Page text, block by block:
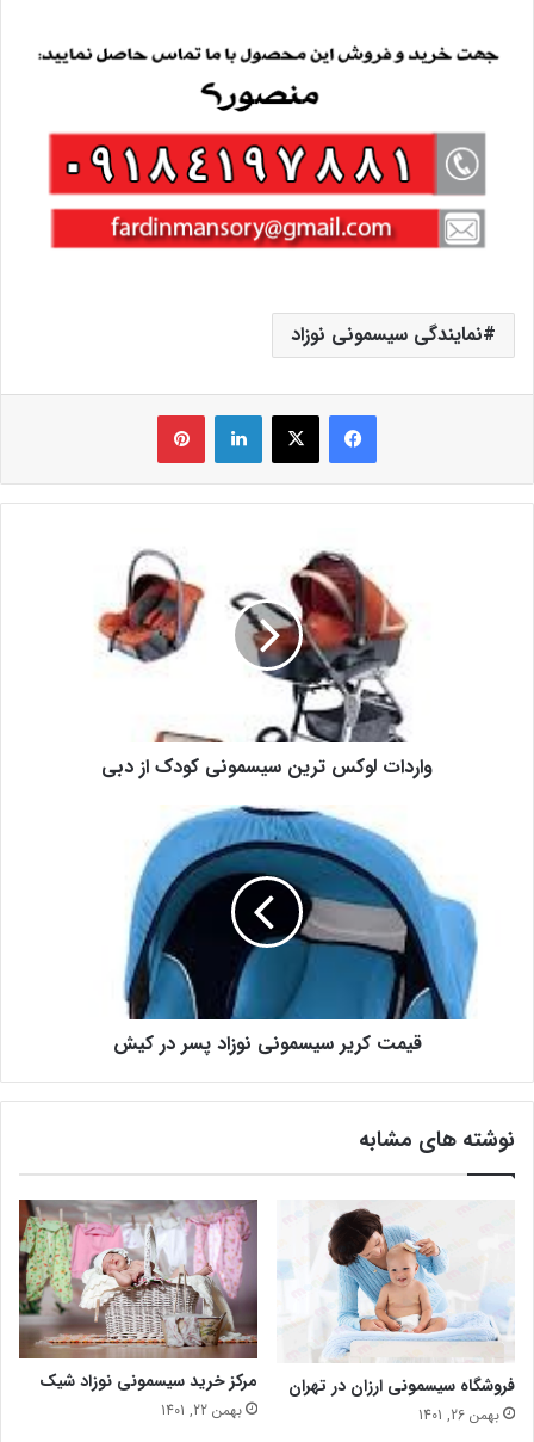
نمایندگی سیسمونی نوزاد
فیس بوک X لینکدین ‫پین‌ترست
واردات لوکس ترین سیسمونی کودک از دبی
قیمت کریر سیسمونی نوزاد پسر در کیش
نوشته های مشابه
فروشگاه سیسمونی ارزان در تهران
بهمن 26, 1401
مرکز خرید سیسمونی نوزاد شیک
بهمن 22, 1401